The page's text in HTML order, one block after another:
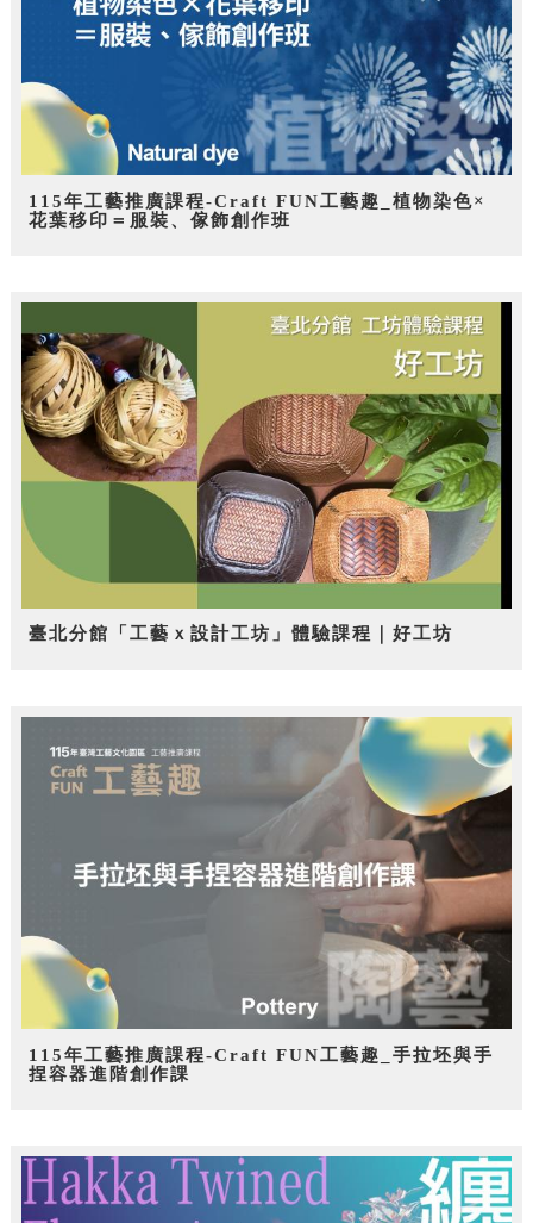
115年工藝推廣課程-Craft FUN工藝趣_植物染色×
花葉移印＝服裝、傢飾創作班
臺北分館「工藝ｘ設計工坊」體驗課程｜好工坊
115年工藝推廣課程-Craft FUN工藝趣_手拉坯與手
捏容器進階創作課